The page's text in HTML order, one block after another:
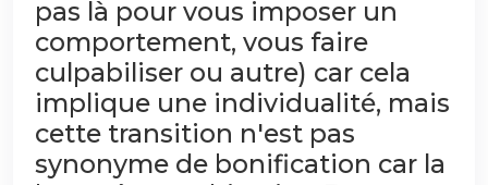
pas là pour vous imposer un
comportement, vous faire
culpabiliser ou autre) car cela
implique une individualité, mais
cette transition n'est pas
synonyme de bonification car la